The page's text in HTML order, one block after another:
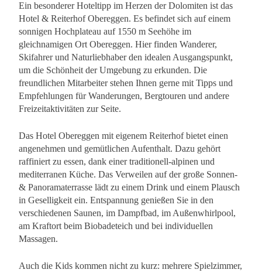
Ein besonderer Hoteltipp im Herzen der Dolomiten ist das
Hotel & Reiterhof Obereggen. Es befindet sich auf einem
sonnigen Hochplateau auf 1550 m Seehöhe im
gleichnamigen Ort Obereggen. Hier finden Wanderer,
Skifahrer und Naturliebhaber den idealen Ausgangspunkt,
um die Schönheit der Umgebung zu erkunden. Die
freundlichen Mitarbeiter stehen Ihnen gerne mit Tipps und
Empfehlungen für Wanderungen, Bergtouren und andere
Freizeitaktivitäten zur Seite.
Das Hotel Obereggen mit eigenem Reiterhof bietet einen
angenehmen und gemütlichen Aufenthalt. Dazu gehört
raffiniert zu essen, dank einer traditionell-alpinen und
mediterranen Küche. Das Verweilen auf der große Sonnen-
& Panoramaterrasse lädt zu einem Drink und einem Plausch
in Geselligkeit ein. Entspannung genießen Sie in den
verschiedenen Saunen, im Dampfbad, im Außenwhirlpool,
am Kraftort beim Biobadeteich und bei individuellen
Massagen.
Auch die Kids kommen nicht zu kurz: mehrere Spielzimmer,